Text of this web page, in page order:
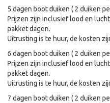
5 dagen boot duiken ( 2 duiken
Prijzen zijn inclusief lood en
pakket dagen.
Uitrusting is te huur, de kosten
6 dagen boot duiken ( 2 duiken
Prijzen zijn inclusief lood en
pakket dagen.
Uitrusting is te huur, de kosten
7 dagen boot duiken ( 2 duiken